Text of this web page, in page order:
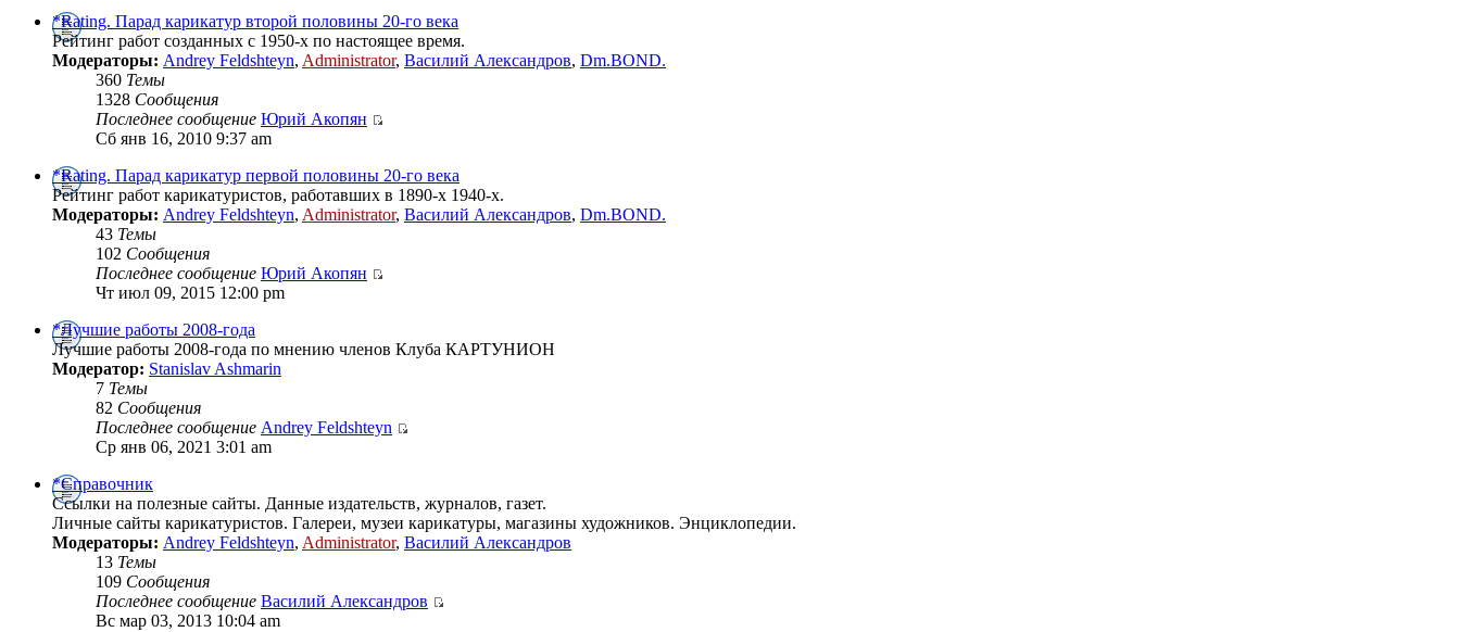
*Rating. Парад карикатур второй половины 20-го века
Рейтинг работ созданных с 1950-х по настоящее время.
Модераторы: Andrey Feldshteyn, Administrator, Василий Александров, Dm.BOND.
360 Темы
1328 Сообщения
Последнее сообщение Юрий Акопян
Сб янв 16, 2010 9:37 am
*Rating. Парад карикатур первой половины 20-го века
Рейтинг работ карикатуристов, работавших в 1890-х 1940-х.
Модераторы: Andrey Feldshteyn, Administrator, Василий Александров, Dm.BOND.
43 Темы
102 Сообщения
Последнее сообщение Юрий Акопян
Чт июл 09, 2015 12:00 pm
*Лучшие работы 2008-года
Лучшие работы 2008-года по мнению членов Клуба КАРТУНИОН
Модератор: Stanislav Ashmarin
7 Темы
82 Сообщения
Последнее сообщение Andrey Feldshteyn
Ср янв 06, 2021 3:01 am
*Справочник
Ссылки на полезные сайты. Данные издательств, журналов, газет.
Личные сайты карикатуристов. Галереи, музеи карикатуры, магазины художников. Энциклопедии.
Модераторы: Andrey Feldshteyn, Administrator, Василий Александров
13 Темы
109 Сообщения
Последнее сообщение Василий Александров
Вс мар 03, 2013 10:04 am